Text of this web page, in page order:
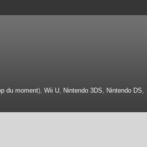
du moment), Wii U, Nintendo 3DS, Nintendo DS,